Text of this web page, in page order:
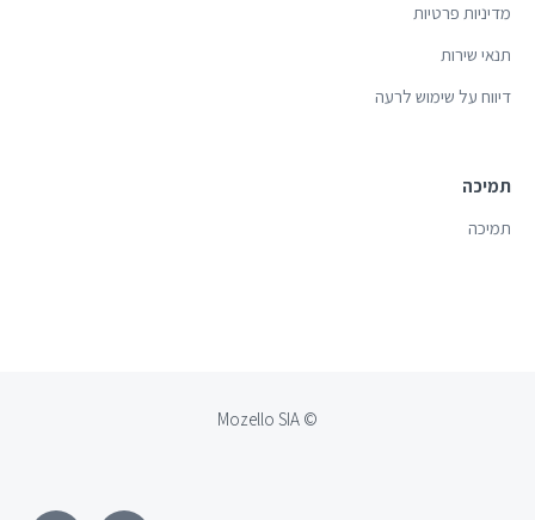
מדיניות פרטיות
תנאי שירות
דיווח על שימוש לרעה
תמיכה
תמיכה
© Mozello SIA